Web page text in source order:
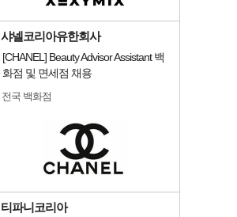
샤넬코리아유한회사
[CHANEL] Beauty Advisor Assistant 백
화점 및 면세점 채용
전국 백화점
티파니코리아